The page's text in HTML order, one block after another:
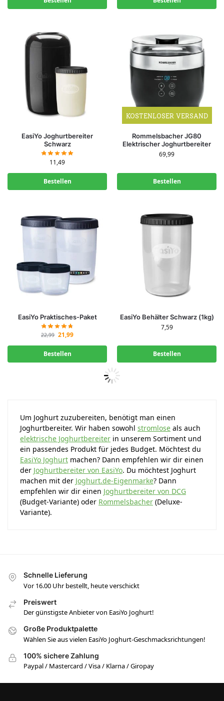
EasiYo Joghurtbereiter
Schwarz
11,49
Bestellen
KOSTENLOSER VERSAND
Rommelsbacher JG80
Elektrischer Joghurtbereiter
69,99
Bestellen
EasiYo Praktisches-Paket
22,99 21,99
Bestellen
EasiYo Behälter Schwarz (1kg)
7,59
Bestellen
Um Joghurt zuzubereiten, benötigt man einen
Joghurtbereiter. Wir haben sowohl stromlose als auch
elektrische Joghurtbereiter in unserem Sortiment und
ein passendes Produkt für jedes Budget. Möchtest du
EasiYo Joghurt machen? Dann empfehlen wir dir einen
der Joghurtbereiter von EasiYo. Du möchtest Joghurt
machen mit der Joghurt.de-Eigenmarke? Dann
empfehlen wir dir einen Joghurtbereiter von DCG
(Budget-Variante) oder Rommelsbacher (Deluxe-
Variante).
Schnelle Lieferung
Vor 16.00 Uhr bestellt, heute verschickt
Preiswert
Der günstigste Anbieter von EasiYo Joghurt!
Große Produktpalette
Wählen Sie aus vielen EasiYo Joghurt-Geschmacksrichtungen!
100% sichere Zahlung
Paypal / Mastercard / Visa / Klarna / Giropay